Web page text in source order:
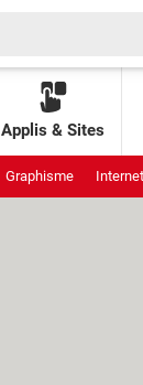
Applis & Sites
Graphisme Internet